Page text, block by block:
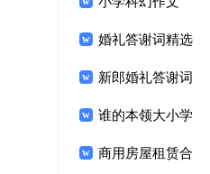
婚礼答谢词精选
15篇新郎婚礼答谢词
锦集十篇
谁的本领大小学
作文商用房屋租赁合